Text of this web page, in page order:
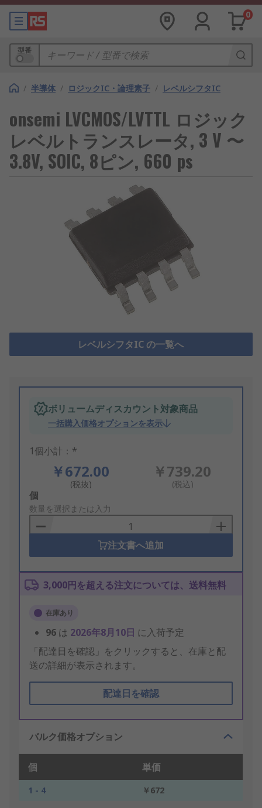
0
型番
/ 半導体 / ロジックIC・論理素子 / レベルシフタIC
onsemi LVCMOS/LVTTL ロジック
レベルトランスレータ, 3 V 〜
3.8V, SOIC, 8ピン, 660 ps
レベルシフタIC の一覧へ
ボリュームディスカウント対象商品
一括購入価格オプションを表示
1個小計：*
￥672.00
(税抜)
￥739.20
(税込)
Add
to
Basket
個
数量を選択または入力
注文書へ追加
3,000円を超える注文については、送料無料
在庫あり
96 は 2026年8月10日 に入荷予定
「配達日を確認」をクリックすると、在庫と配
送の詳細が表示されます。
配達日を確認
バルク価格オプション
個 単価
1 - 4
￥672